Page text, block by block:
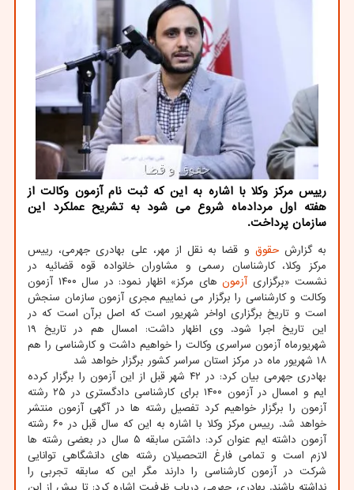
رییس مرکز وکلا با اشاره به این که ثبت نام آزمون وکالت از
هفته اول مردادماه شروع می شود به تشریح عملکرد این
سازمان پرداخت.
به گزارشحقوق و قضا به نقل از مهر، علی بهادری جهرمی، رییس
مرکز وکلا، کارشناسان رسمی و مشاوران خانواده قوه قضائیه در
نشست «برگزاریآزمون
های مرکز» اظهار نمود: در سال ۱۴۰۰ آزمون
وکالت و کارشناسی را برگزار می نماییم مجری آزمون سازمان سنجش
است و تاریخ برگزاری اواخر شهریور است که اصل برآن است که در
این تاریخ اجرا شود. وی اظهار داشت: امسال هم در تاریخ ۱۹
شهریورماه آزمون سراسری وکالت را خواهیم داشت و کارشناسی را هم
۱۸ شهریور ماه در مرکز استان سراسر کشور برگزار خواهد شد
بهادری جهرمی بیان کرد: در ۴۲ شهر قبل از این آزمون را برگزار کرده
ایم و امسال در آزمون ۱۴۰۰ برای کارشناسی دادگستری در ۲۵ رشته
آزمون را برگزار خواهیم کرد تفصیل رشته ها در آگهی آزمون منتشر
خواهد شد. رییس مرکز وکلا با اشاره به این که سال قبل در ۶۰ رشته
آزمون داشته ایم عنوان کرد: داشتن سابقه ۵ سال در بعضی رشته ها
لازم است و تمامی فارغ التحصیلان رشته های دانشگاهی توانایی
شرکت در آزمون کارشناسی را دارند مگر این که سابقه تجربی را